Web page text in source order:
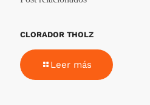
CLORADOR THOLZ
Leer más